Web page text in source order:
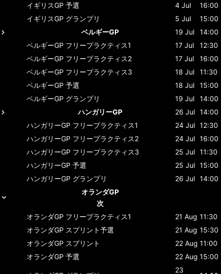
イギリスGP 予選 4 Jul
16:00
イギリスGP グランプリ 5 Jul
15:00
ベルギーGP
19 Jul
14:00
ベルギーGP フリープラクティス1 17 Jul
12:30
ベルギーGP フリープラクティス2 17 Jul
16:00
ベルギーGP フリープラクティス3 18 Jul
11:30
ベルギーGP 予選 18 Jul
15:00
ベルギーGP グランプリ 19 Jul
14:00
ハンガリーGP
26 Jul 14:00
ハンガリーGP フリープラクティス1 24 Jul 12:30
ハンガリーGP フリープラクティス2 24 Jul 16:00
ハンガリーGP フリープラクティス3 25 Jul 11:30
ハンガリーGP 予選 25 Jul 15:00
ハンガリーGP グランプリ 26 Jul 14:00
オランダGP
次
オランダGP フリープラクティス1 21 Aug 11:30
オランダGP スプリント予選 21 Aug 15:30
オランダGP スプリント 22 Aug 11:00
オランダGP 予選 22 Aug 15:00
23